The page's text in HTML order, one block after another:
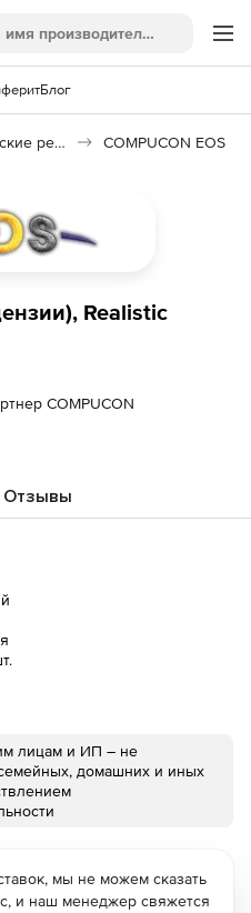
Блог
Графические редакторы COMPUCON EOS
Realistic
COMPUCON
Отзывы
лицам и ИП – не
домашних и иных
мы не можем сказать
и наш менеджер свяжется